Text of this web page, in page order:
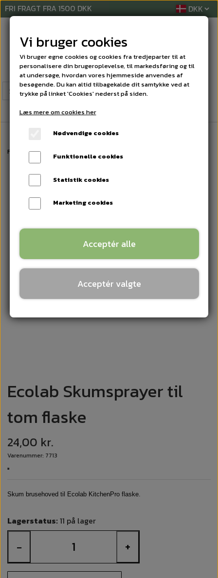
FRI FRAGT FRA 1500 DKK
Forside RENGØRINGSREKVISITTER
Ecolab Skumsprayer til
tom flaske
24,00 kr.
Varenummer: 7713
Skum brusehoved til Ecolab KitchenPro flaske.
Lagerstatus: 11 på lager
− +
Vi bruger cookies
Vi bruger egne cookies og cookies fra tredjeparter til at
personalisere din brugeroplevelse, til markedsføring og til
at undersøge, hvordan vores hjemmeside anvendes af
besøgende. Du kan altid tilbagekalde dit samtykke ved at
trykke på linket 'Cookies' nederst på siden.
Læs mere om cookies her
Nødvendige cookies
Funktionelle cookies
Statistik cookies
Marketing cookies
Acceptér alle
Acceptér valgte